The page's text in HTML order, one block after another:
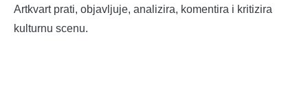
Artkvart prati, objavljuje, analizira, komentira i kritizira
kulturnu scenu.